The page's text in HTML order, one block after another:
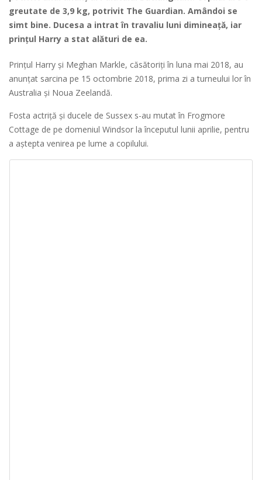
greutate de 3,9 kg, potrivit The Guardian. Amândoi se
simt bine. Ducesa a intrat în travaliu luni dimineaţă, iar
prinţul Harry a stat alături de ea.
Prinţul Harry şi Meghan Markle, căsătoriţi în luna mai 2018, au
anunţat sarcina pe 15 octombrie 2018, prima zi a turneului lor în
Australia şi Noua Zeelandă.
Fosta actriţă şi ducele de Sussex s-au mutat în Frogmore
Cottage de pe domeniul Windsor la începutul lunii aprilie, pentru
a aştepta venirea pe lume a copilului.